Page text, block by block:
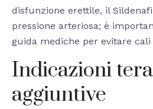
disfunzione erettile, il
pressione arteriosa; è
guida mediche per evitare cali
Indicazioni
aggiuntive